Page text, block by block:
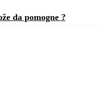
da pomogne ?